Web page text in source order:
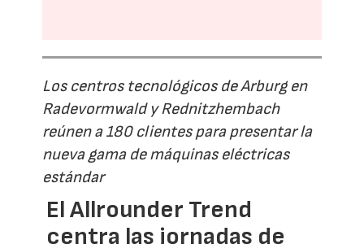
Los centros tecnológicos de Arburg en
Radevormwald y Rednitzhembach
reúnen a 180 clientes para presentar la
nueva gama de máquinas eléctricas
estándar
El Allrounder Trend
centra las jornadas de